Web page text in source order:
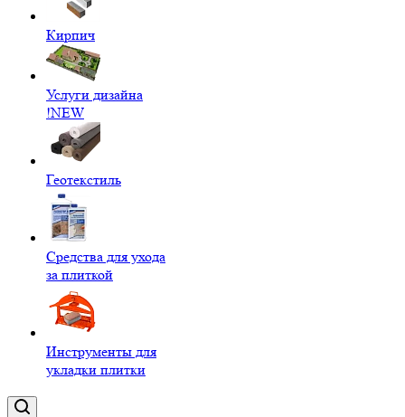
Кирпич
Услуги дизайна
!NEW
Геотекстиль
Средства для ухода
за плиткой
Инструменты для
укладки плитки